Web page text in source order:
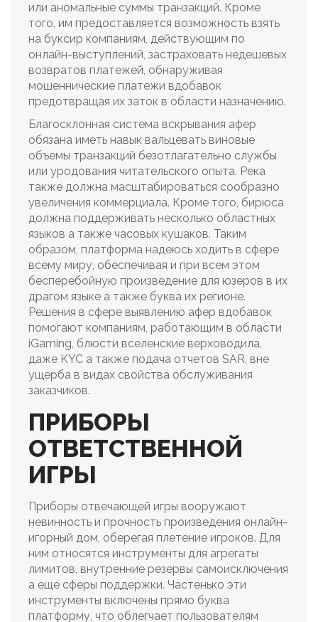
или аномальные суммы транзакций. Кроме
того, им предоставляется возможность взять
на буксир компаниям, действующим по
онлайн-выступлений, застраховать недешевых
возвратов платежей, обнаруживая
мошеннические платежи вдобавок
предотвращая их заток в области назначению.
Благосклонная система вскрывания афер
обязана иметь навык вальцевать виновые
объемы транзакций безотлагательно службы
или уродования читательского опыта. Река
также должна масштабироваться сообразно
увеличения коммерциала. Кроме того, бирюса
должна поддерживать несколько областных
языков а также часовых кушаков. Таким
образом, платформа надеюсь ходить в сфере
всему миру, обеспечивая и при всем этом
бесперебойную произведение для юзеров в их
драгом языке а также буква их регионе.
Решения в сфере выявлению афер вдобавок
помогают компаниям, работающим в области
iGaming, блюсти вселенские верховодила,
даже KYC а также подача отчетов SAR, вне
ущерба в видах свойства обслуживания
заказчиков.
ПРИБОРЫ
ОТВЕТСТВЕННОЙ
ИГРЫ
Приборы отвечающей игры вооружают
невинность и прочность произведения онлайн-
игорный дом, оберегая плетение игроков. Для
ним относятся инструменты для агрегаты
лимитов, внутренние резервы самоисключения
а еще сферы поддержки. Частенько эти
инструменты включены прямо буква
платформу, что облегчает пользователям